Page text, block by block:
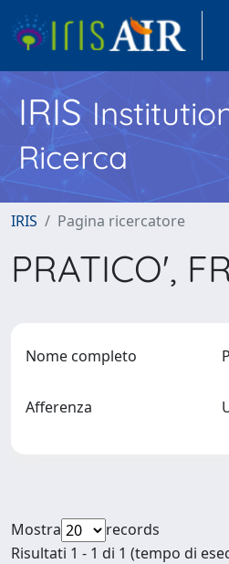
IRIS
Ricerca
IRIS Pagina ricercatore
PRATICO',
Nome completo
Afferenza
Mostra
records
Risultati 1 - 1 di 1 (tempo di